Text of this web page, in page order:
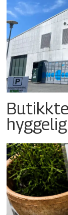
hyggelig